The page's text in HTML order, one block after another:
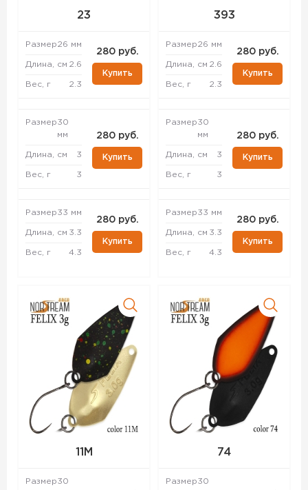
23
Размер26 мм
Длина, см 2.6
Вес, г 2.3
280 руб.
Купить
Размер30
мм
Длина, см 3
Вес, г 3
280 руб.
Купить
Размер33 мм
Длина, см 3.3
Вес, г 4.3
280 руб.
Купить
393
Размер26 мм
Длина, см 2.6
Вес, г 2.3
280 руб.
Купить
Размер30
мм
Длина, см 3
Вес, г 3
280 руб.
Купить
Размер33 мм
Длина, см 3.3
Вес, г 4.3
280 руб.
Купить
11M
Размер30
74
Размер30